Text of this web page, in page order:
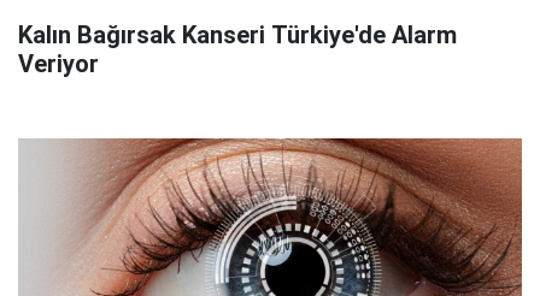
Kalın Bağırsak Kanseri Türkiye'de Alarm
Veriyor